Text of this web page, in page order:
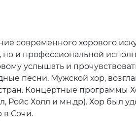
современного хорового
и профессиональной
услышать и
песни. Мужской хор,
Концертные программы
Ройс Холл и мн.др). Хор был
в Сочи.